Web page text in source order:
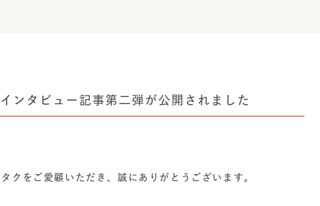
ンタビュー記事第二弾が公開されました
クをご愛顧いただき、誠にありがとうございます。